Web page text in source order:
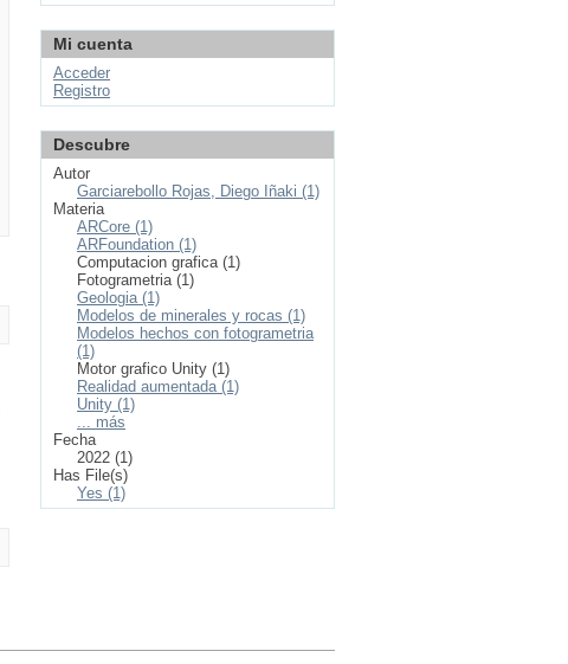
Mi cuenta
Acceder
Registro
Descubre
Autor
Garciarebollo Rojas, Diego Iñaki (1)
Materia
ARCore (1)
ARFoundation (1)
Computacion grafica (1)
Fotogrametria (1)
Geologia (1)
Modelos de minerales y rocas (1)
Modelos hechos con fotogrametria
(1)
Motor grafico Unity (1)
Realidad aumentada (1)
Unity (1)
... más
Fecha
2022 (1)
Has File(s)
Yes (1)